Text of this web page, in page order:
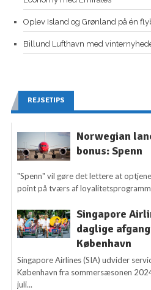
Oplev Island og Grønland på én
Billund Lufthavn med
REJSETIPS
Norwegian
bonus: Spenn
"Spenn" vil gøre det lettere at
point på tværs af
Singapore
daglige
København
Singapore Airlines (SIA) udvider
København fra sommersæsonen
juli...